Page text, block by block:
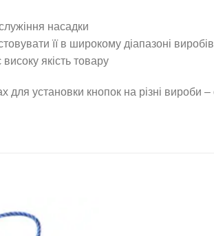
насадки
її в широкому діапазоні виробів
якість товару
установки кнопок на різні вироби –